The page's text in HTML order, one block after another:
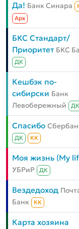
Да! Банк Синара
Aрх
БКС Стандарт/
Приоритет БКС
ДК
Кешбэк по-
сибирски Банк
Левобережный
ДК
Спасибо
ДК КК
Моя жизнь (My
УБРиР ДК
Вездедоход
Банк
КК
Карта хозяина